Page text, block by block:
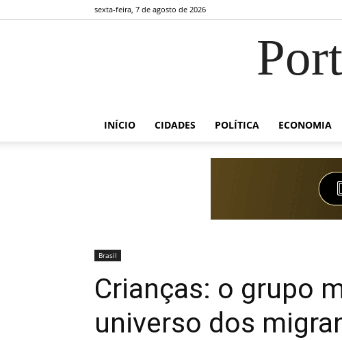
sexta-feira, 7 de agosto de 2026
INÍCIO CIDADES POLÍTICA ECONOMIA
Brasil
Crianças: o grupo
universo dos